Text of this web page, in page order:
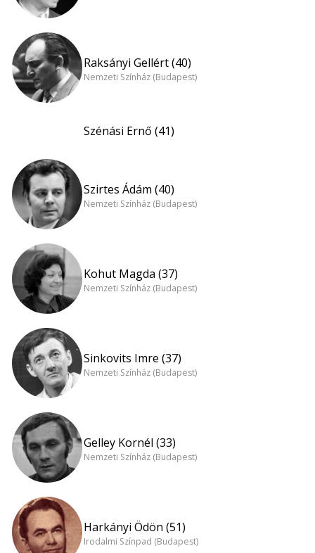
Raksányi Gellért (40)
Nemzeti Színház (Budapest)
Szénási Ernő (41)
Szirtes Ádám (40)
Nemzeti Színház (Budapest)
Kohut Magda (37)
Nemzeti Színház (Budapest)
Sinkovits Imre (37)
Nemzeti Színház (Budapest)
Gelley Kornél (33)
Nemzeti Színház (Budapest)
Harkányi Ödön (51)
Irodalmi Színpad (Budapest)